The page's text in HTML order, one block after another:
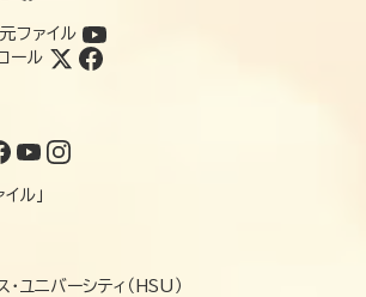
ファイル
ール
ル」
・ユニバーシティ（HSU）